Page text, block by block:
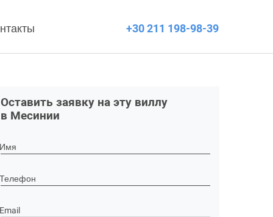
+30 211 198-98-39
Оставить заявку на эту виллу
в Месинии
Имя
Телефон
Email